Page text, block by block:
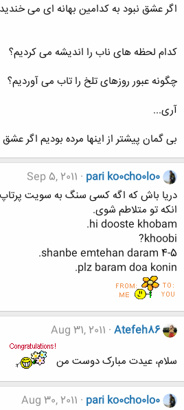
اگر عشق نبود به کدامین بهانه ای می
کدام لحظه های ناب را اندیشه می کردیم؟
چگونه عبور روزهای تلخ را تاب می آوردیم؟
آری...
بی گمان پیشتر از اینها مرده بودیم اگر عشق
pari ko0cho0lo0
Sep 5, 2011
دریا باش که اگه کسی سنگ به سویت
انکه تو متلاطم شوی.
hi dooste khobam.
khoobi?
4-5 shanbe emtehan daram.
plz baram doa konin.
Atefeh86
Aug 31, 2011
سلام، عیدت مبارک دوست من
pari ko0cho0lo0
Aug 30, 2011